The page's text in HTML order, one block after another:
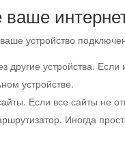
устройство
другие устройства.
устройстве.
Если все сайты не
Иногда